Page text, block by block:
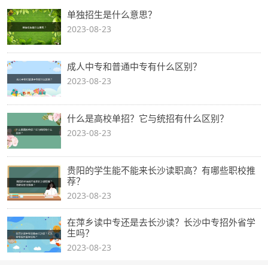
单独招生是什么意思？
2023-08-23
成人中专和普通中专有什么区别？
2023-08-23
什么是高校单招？它与统招有什么区别？
2023-08-23
贵阳的学生能不能来长沙读职高？有哪些职校推
荐？
2023-08-23
在萍乡读中专还是去长沙读？长沙中专招外省学
生吗？
2023-08-23